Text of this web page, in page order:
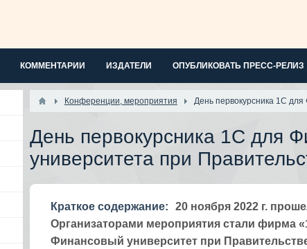
КОММЕНТАРИИ ИЗДАТЕЛИ ОПУБЛИКОВАТЬ ПРЕСС-РЕЛИЗ
Конференции, мероприятия День первокурсника 1С
День первокурсника 1С для
университета при
Краткое содержание:
20 ноября 2022 г.
Организаторами мероприятия стали фирма
Финансовый университет при